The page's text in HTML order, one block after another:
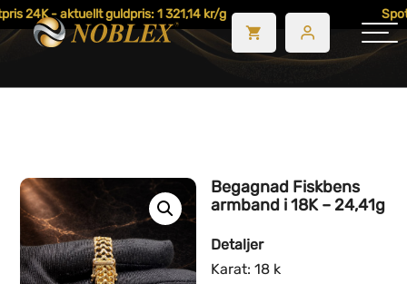
24K - aktuellt guldpris: 1 321,14 kr/g
Begagnad Fiskbens
armband i 18K – 24,41g
Detaljer
Karat: 18 k